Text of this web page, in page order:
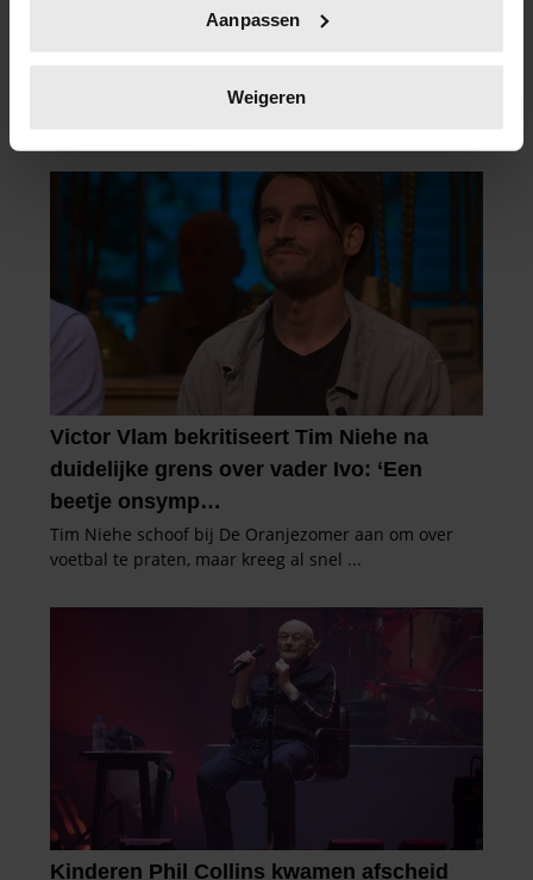
scannen op specifieke eigenschappen (fingerprinting)
verwerkt en stel uw voorkeuren in het
intrekken in de Cookieverklaring.
We gebruiken cookies om content en advertenties te
personaliseren, om functies voor social media te bieden
en om ons websiteverkeer te analyseren. Ook delen we
informatie over uw gebruik van onze site met onze
partners voor social media, adverteren en analyse. Deze
partners kunnen deze gegevens combineren met andere
informatie die u aan ze heeft verstrekt of die ze hebben
verzameld op basis van uw gebruik van hun services. U
gaat akkoord met onze cookies als u onze website blijft
gebruiken.
Aanpassen
Weigeren